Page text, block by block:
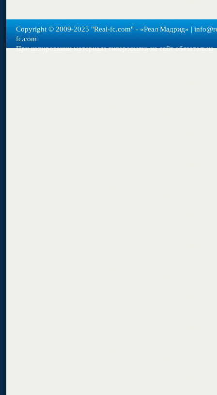
Copyright © 2009-2025 "Real-fс.com" - «Реал Мадрид» |
fc.com
При копировании материала гиперссылка на сайт обязательна